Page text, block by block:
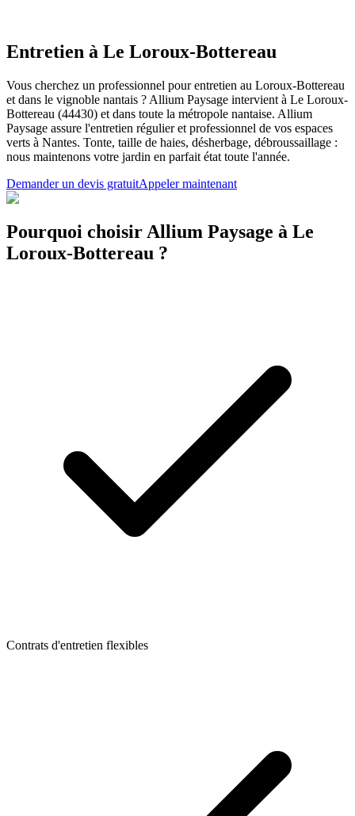
Entretien à Le Loroux-Bottereau
Vous cherchez un professionnel pour entretien au Loroux-Bottereau
et dans le vignoble nantais ? Allium Paysage intervient à Le Loroux-
Bottereau (44430) et dans toute la métropole nantaise. Allium
Paysage assure l'entretien régulier et professionnel de vos espaces
verts à Nantes. Tonte, taille de haies, désherbage, débroussaillage :
nous maintenons votre jardin en parfait état toute l'année.
Demander un devis gratuitAppeler maintenant
Pourquoi choisir Allium Paysage à Le
Loroux-Bottereau ?
Contrats d'entretien flexibles